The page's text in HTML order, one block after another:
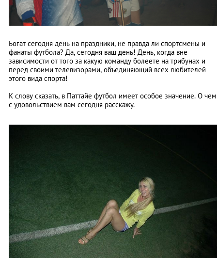
Богат сегодня день на праздники, не правда ли спортсмены и
фанаты футбола? Да, сегодня ваш день! День, когда вне
зависимости от того за какую команду болеете на трибунах и
перед своими телевизорами, объединяющий всех любителей
этого вида спорта!
К слову сказать, в Паттайе футбол имеет особое значение. О чем
с удовольствием вам сегодня расскажу.